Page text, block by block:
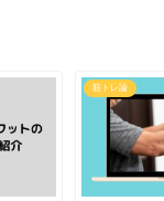
筋トレ論